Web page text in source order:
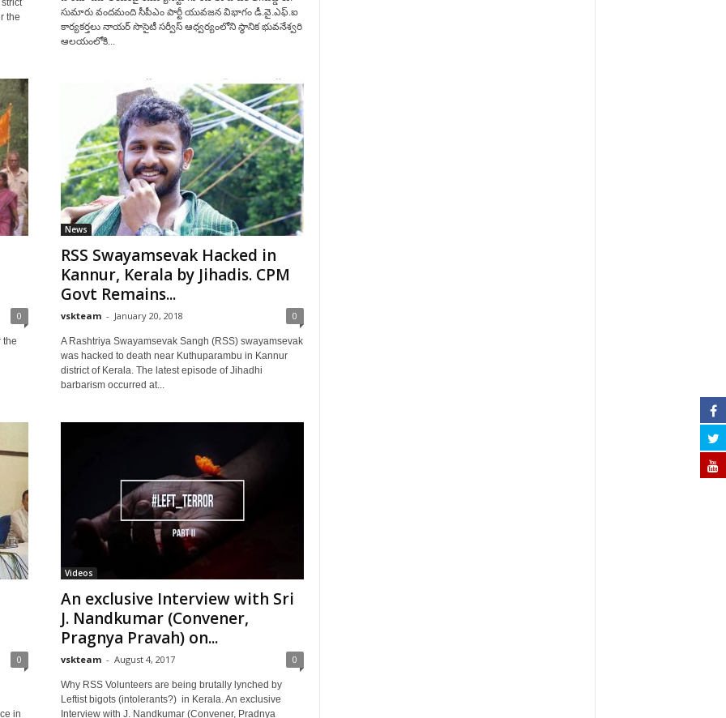
the
సుమారు వందమంది సీపీఎం పార్టీ యువజన విభాగం డీ.వై.ఎఫ్.ఐ
కార్యకర్తలు నాయర్ సొసైటీ సర్వీస్ ఆధ్వర్యంలోని స్థానిక భువనేశ్వరి
ఆలయంలోకి...
0
the
News
RSS Swayamsevak Hacked in
Kannur, Kerala by Jihadis. CPM
Govt Remains...
vskteam - January 20, 2018 0
A Rashtriya Swayamsevak Sangh (RSS) swayamsevak
was hacked to death near Kuthuparambu in Kannur
district of Kerala. The latest episode of Jihadhi
barbarism occurred at...
0
in
Videos
An exclusive Interview with Sri
J. Nandkumar (Convener,
Pragnya Pravah) on...
vskteam - August 4, 2017 0
Why RSS Volunteers are being brutally lynched by
Leftist bigots (intolerants?) in Kerala. An exclusive
Interview with J. Nandkumar (Convener, Pradnya